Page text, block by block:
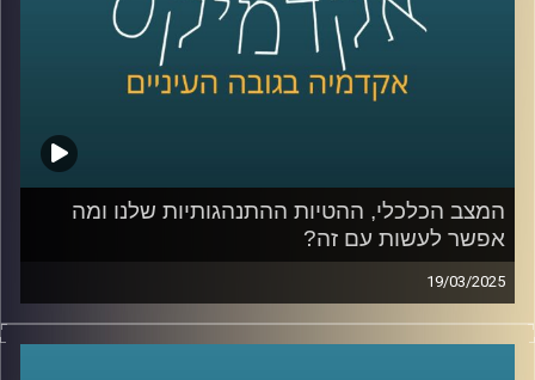
המצב הכלכלי, ההטיות ההתנהגותיות שלנו ומה
אפשר לעשות עם זה?
19/03/2025
כבר כמה שנים שאנחנו חיים בחוסר ודאות, מהקורונה, דרך
הרפורמה המשפטית ועד המלחמה הנוכחית, ואפשר לומר